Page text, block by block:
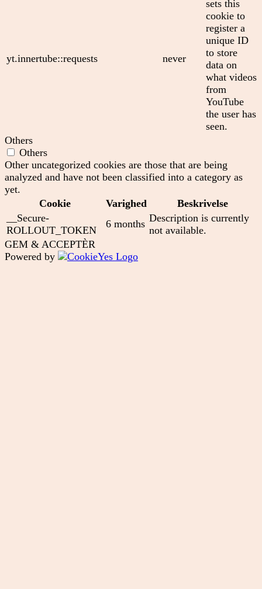
yt.innertube::requests never
sets this
cookie to
register a
unique ID
to store
data on
what videos
from
YouTube
the user has
seen.
Others
Others
Other uncategorized cookies are those that are being
analyzed and have not been classified into a category as
yet.
Cookie
Varighed
Beskrivelse
__Secure-
ROLLOUT_TOKEN
6 months Description is currently
not available.
GEM & ACCEPTÈR
Powered by